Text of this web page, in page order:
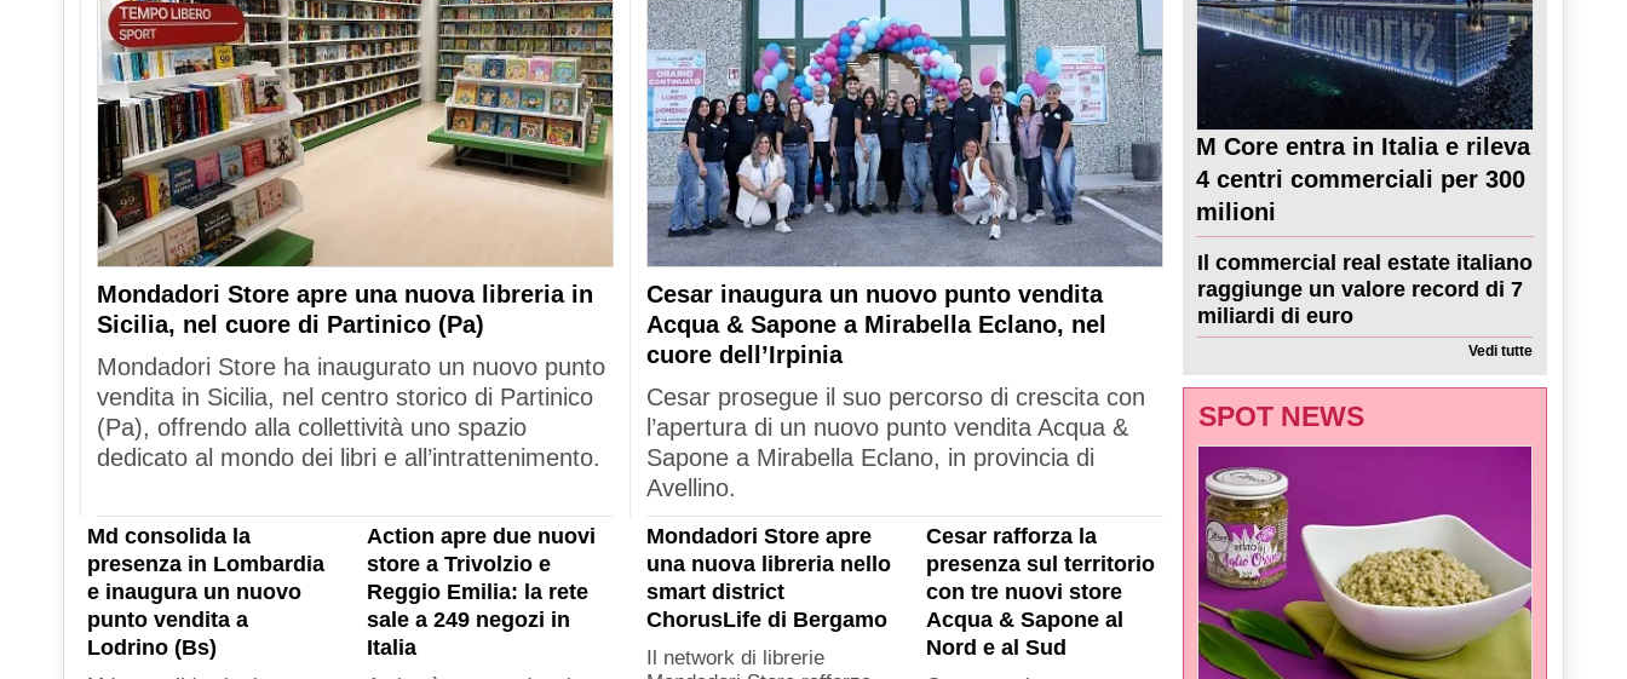
Mondadori Store apre una nuova libreria in
Sicilia, nel cuore di Partinico (Pa)
Mondadori Store ha inaugurato un nuovo punto
vendita in Sicilia, nel centro storico di Partinico
(Pa), offrendo alla collettività uno spazio
dedicato al mondo dei libri e all’intrattenimento.
Cesar inaugura un nuovo punto vendita
Acqua & Sapone a Mirabella Eclano, nel
cuore dell’Irpinia
Cesar prosegue il suo percorso di crescita con
l’apertura di un nuovo punto vendita Acqua &
Sapone a Mirabella Eclano, in provincia di
Avellino.
Md consolida la
presenza in Lombardia
e inaugura un nuovo
punto vendita a
Lodrino (Bs)
Action apre due nuovi
store a Trivolzio e
Reggio Emilia: la rete
sale a 249 negozi in
Italia
Mondadori Store apre
una nuova libreria nello
smart district
ChorusLife di Bergamo
Il network di librerie
Cesar rafforza la
presenza sul territorio
con tre nuovi store
Acqua & Sapone al
Nord e al Sud
M Core entra in Italia e rileva
4 centri commerciali per 300
milioni
Il commercial real estate italiano
raggiunge un valore record di 7
miliardi di euro
Vedi tutte
SPOT NEWS